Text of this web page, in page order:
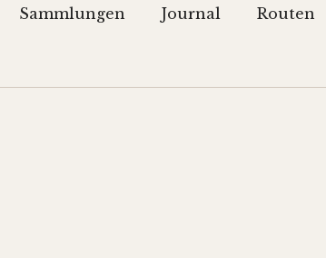
Sammlungen Journal Routen